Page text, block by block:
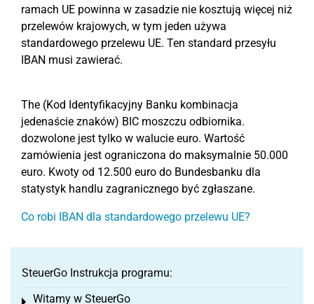
ramach UE powinna w zasadzie nie kosztują więcej niż
przelewów krajowych, w tym jeden używa
standardowego przelewu UE. Ten standard przesyłu
IBAN musi zawierać.
The (Kod Identyfikacyjny Banku kombinacja
jedenaście znaków) BIC moszczu odbiornika.
dozwolone jest tylko w walucie euro. Wartość
zamówienia jest ograniczona do maksymalnie 50.000
euro. Kwoty od 12.500 euro do Bundesbanku dla
statystyk handlu zagranicznego być zgłaszane.
Co robi IBAN dla standardowego przelewu UE?
SteuerGo Instrukcja programu:
Witamy w SteuerGo